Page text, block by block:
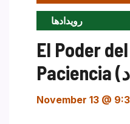
رویدادها
El Poder
November 13 @